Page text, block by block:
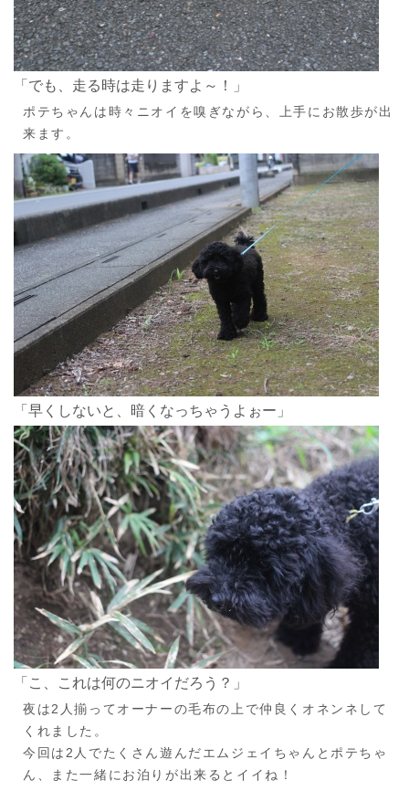
「でも、走る時は走りますよ～！」
ポテちゃんは時々ニオイを嗅ぎながら、上手にお散歩が出
来ます。
「早くしないと、暗くなっちゃうよぉー」
「こ、これは何のニオイだろう？」
夜は2人揃ってオーナーの毛布の上で仲良くオネンネして
くれました。
今回は2人でたくさん遊んだエムジェイちゃんとポテちゃ
ん、また一緒にお泊りが出来るとイイね！